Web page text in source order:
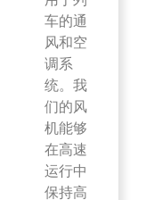
车的通
风和空
调系
统。我
们的风
机能够
在高速
运行中
保持高